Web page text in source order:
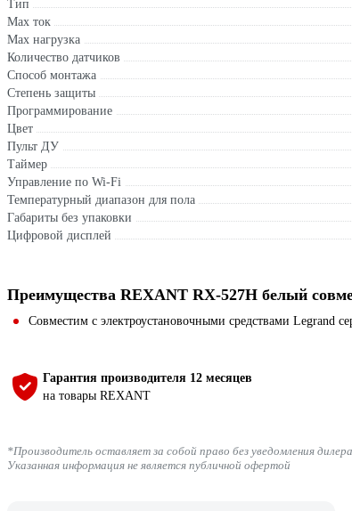
Тип
Max ток
Max нагрузка
Количество датчиков
Способ монтажа
Степень защиты
Программирование
Цвет
Пульт ДУ
Таймер
Управление по Wi-Fi
Температурный диапазон для пола
Габариты без упаковки
Цифровой дисплей
Преимущества REXANT RX-527H белый
Совместим с электроустановочными средствами Legrand
Гарантия производителя 12 месяцев
на товары REXANT
*Производитель оставляет за собой право без уведомления
Указанная информация не является публичной офертой